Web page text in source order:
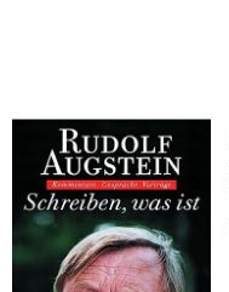
Verkäufer
Verkäufer werden
Hilfe